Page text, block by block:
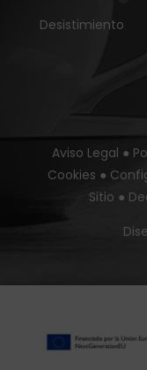
Desistimiento
Aviso Legal ●
Cookies ●
Sitio ●